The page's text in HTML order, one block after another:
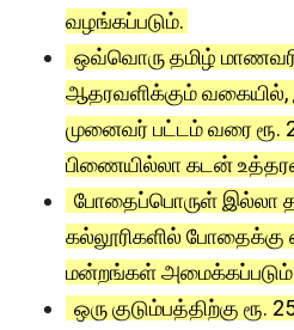
வழங்கப்படும்.
ஒவ்வொரு தமிழ்
ஆதரவளிக்கும்
முனைவர் பட்டம் வரை ரூ.
பிணையில்லா கடன்
போதைப்பொருள் இல்லா
கல்லூரிகளில் போதைக்கு
மன்றங்கள்
ஒரு குடும்பத்திற்கு